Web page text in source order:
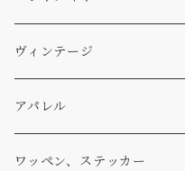
パンツ
パーカー・トレーナー
アウター
アメリカ軍払い下げ
...mura
小物
ヘルメット
スリーピング
小物
コーヒー
スキー
ステッカー
ワッペン
小物
ヴィンテージ
ワッペン
ステッカー
アパレル
Tシャツ
ワッペン、ステッカー